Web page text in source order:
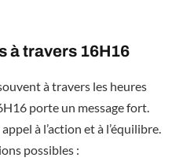
à travers 16H16
à travers les heures
porte un message fort.
à l’action et à l’équilibre.
possibles :